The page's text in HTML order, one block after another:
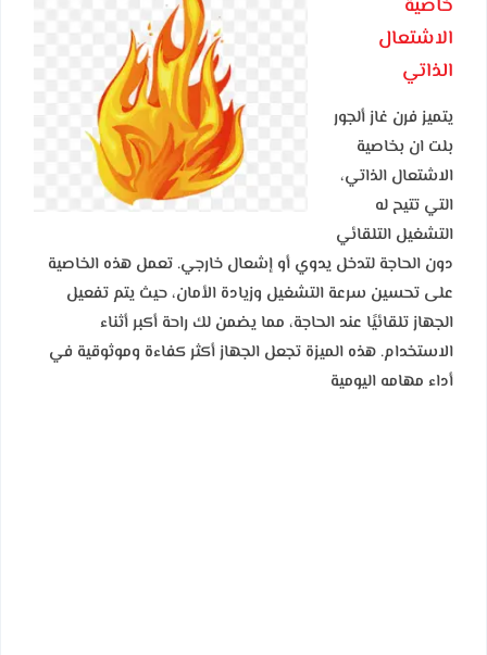
خاصية
الاشتعال
الذاتي
يتميز فرن غاز ألجور
بلت ان بخاصية
الاشتعال الذاتي،
التي تتيح له
التشغيل التلقائي
دون الحاجة لتدخل يدوي أو إشعال خارجي. تعمل هذه الخاصية
على تحسين سرعة التشغيل وزيادة الأمان، حيث يتم تفعيل
الجهاز تلقائيًا عند الحاجة، مما يضمن لك راحة أكبر أثناء
الاستخدام. هذه الميزة تجعل الجهاز أكثر كفاءة وموثوقية في
أداء مهامه اليومية